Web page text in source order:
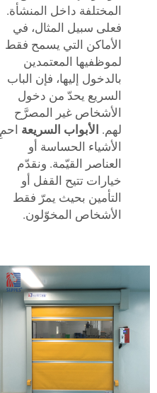
المختلفة داخل المنشأة.
فعلى سبيل المثال، في
الأماكن التي يسمح فقط
لموظفيها المعتمدين
بالدخول إليها، فإن الباب
السريع يحدّ من دخول
الأشخاص غير المصرَّح
لهم. الأبواب السريعة احمِ
الأشياء الحساسة أو
العناصر القيّمة. ونقدّم
خيارات تتيح القفل أو
التأمين بحيث يمرّ فقط
الأشخاص المخوّلون.